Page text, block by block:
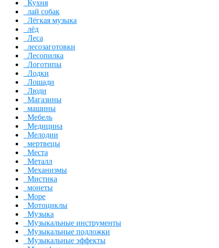
Кухня
лай собак
Лёгкая музыка
лёд
Леса
лесозаготовки
Лесопилка
Логотипы
Лодки
Лошади
Люди
Магазины
машины
Мебель
Медицина
Мелодии
мертвецы
Места
Металл
Механизмы
Мистика
монеты
Море
Мотоциклы
Музыка
Музыкальные инструменты
Музыкальные подложки
Музыкальные эффекты